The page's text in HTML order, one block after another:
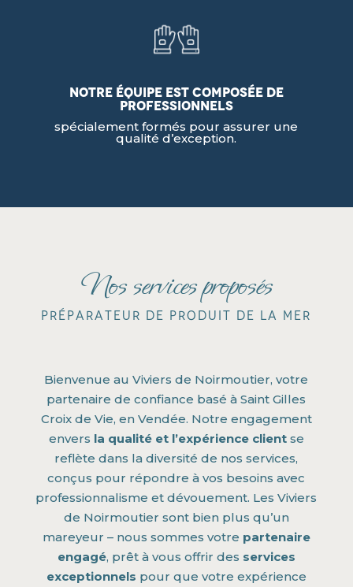
Notre équipe est composée de
professionnels
spécialement formés pour assurer une
qualité d’exception.
Nos services proposés
préparateur de produit de la mer
Bienvenue au Viviers de Noirmoutier, votre
partenaire de confiance basé à Saint Gilles
Croix de Vie, en Vendée. Notre engagement
envers la qualité et l’expérience clientse
reflète dans la diversité de nos services,
conçus pour répondre à vos besoins avec
professionnalisme et dévouement. Les Viviers
de Noirmoutier sont bien plus qu’un
mareyeur – nous sommes votre partenaire
engagé, prêt à vous offrir des services
exceptionnels pour que votre expérience